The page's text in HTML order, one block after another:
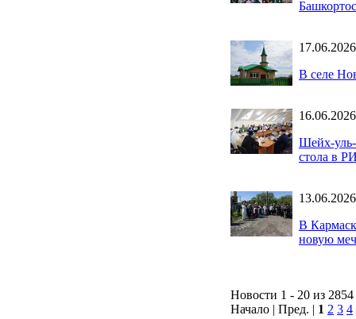
17.06.2026
В селе
16.06.2026
Шейх-уль-
стола в
13.06.2026
В
новую
Новости 1 - 20 из 2854
Начало | Пред. | 1 2 3 4